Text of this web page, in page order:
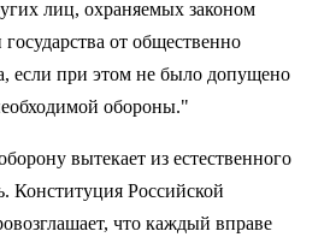
лиц, охраняемых законом
от общественно
если при этом не было допущено
обороны."
вытекает из естественного
Конституция Российской
что каждый вправе